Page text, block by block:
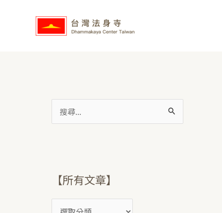
字【所有文章】
所
有